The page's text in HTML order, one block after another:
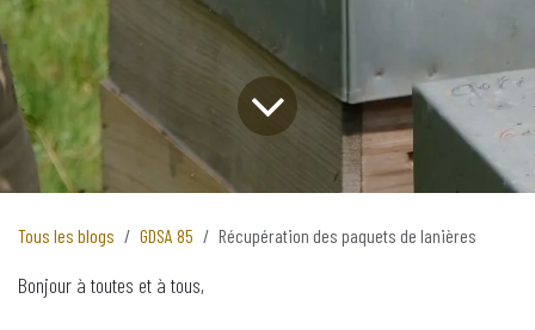
Tous les blogs GDSA 85 Récupération des paquets de lanières
Bonjour à toutes et à tous,